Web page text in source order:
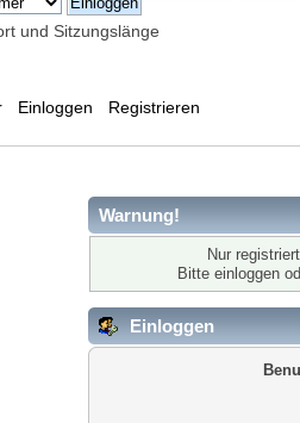
und Sitzungslänge
Einloggen Registrieren
Warnung!
Nur
Bitte einloggen
Einloggen